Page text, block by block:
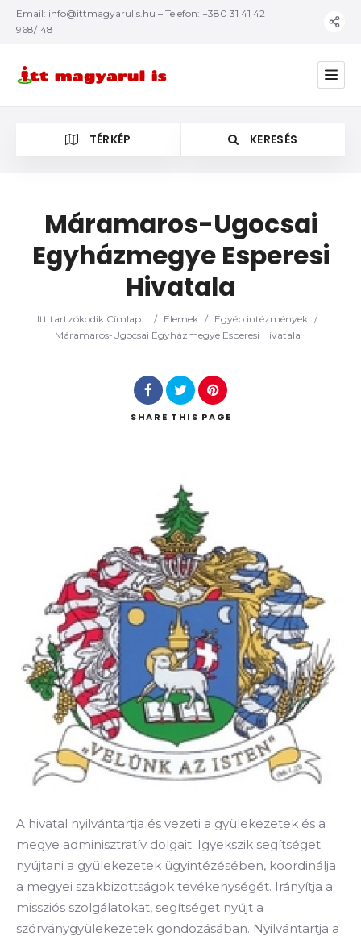
Email: info@ittmagyarulis.hu – Telefon: +380 31 41 42
968/148
TÉRKÉP KERESÉS
Kategória
Máramaros-Ugocsai
Egyházmegye Esperesi
Hivatala
Itt tartzókodik:Címlap / Elemek / Egyéb intézmények /
Máramaros-Ugocsai Egyházmegye Esperesi Hivatala
SHARE THIS PAGE
A hivatal nyilvántartja és vezeti a gyülekezetek és a
megye adminisztratív dolgait. Igyekszik segítséget
nyújtani a gyülekezetek ügyintézésében, koordinálja
a megyei szakbizottságok tevékenységét. Irányítja a
missziós szolgálatokat, segítséget nyújt a
szórványgyülekezetek gondozásában. Nyilvántartja a